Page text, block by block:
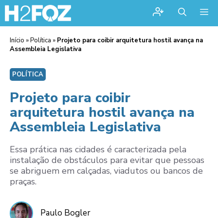
Início »Política » Projeto para coibir arquitetura hostil avança na
Assembleia Legislativa
POLÍTICA
Projeto para coibir
arquitetura hostil avança na
Assembleia Legislativa
Essa prática nas cidades é caracterizada pela
instalação de obstáculos para evitar que pessoas
se abriguem em calçadas, viadutos ou bancos de
praças.
Paulo Bogler